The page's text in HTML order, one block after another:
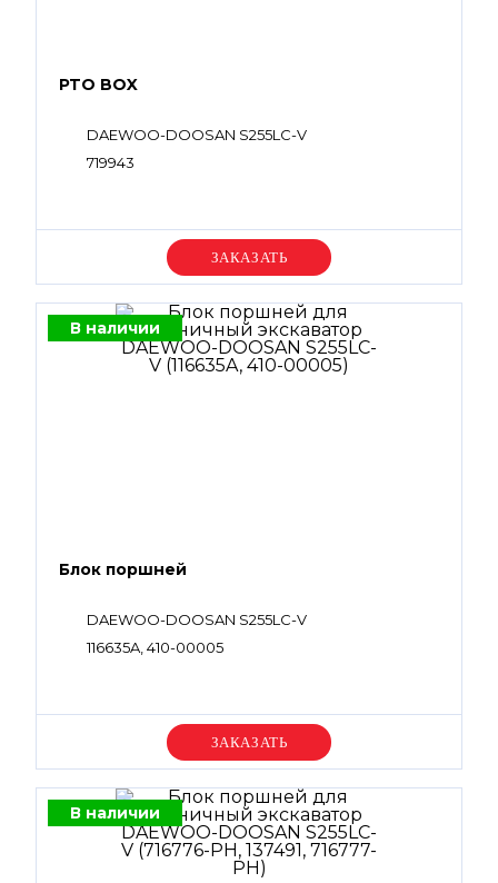
PTO BOX
DAEWOO-DOOSAN S255LC-V
719943
Уточняйте цену
В наличии
Блок поршней
DAEWOO-DOOSAN S255LC-V
116635A, 410-00005
Уточняйте цену
В наличии